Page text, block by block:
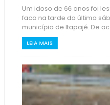
Um idoso de 66 anos foi
faca na tarde do último
município de Itapajé. De
LEIA MAIS